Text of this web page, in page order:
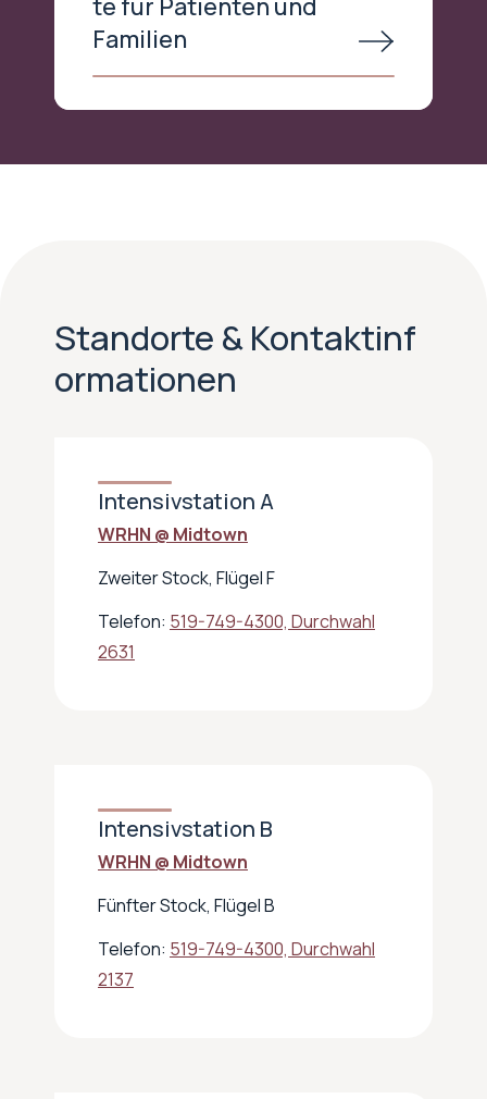
te für Patienten und
Familien
Standorte & Kontaktinf
ormationen
Intensivstation A
WRHN @ Midtown
Zweiter Stock, Flügel F
Telefon: 519-749-4300, Durchwahl
2631
Intensivstation B
WRHN @ Midtown
Fünfter Stock, Flügel B
Telefon: 519-749-4300, Durchwahl
2137